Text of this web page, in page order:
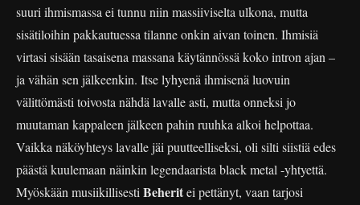
suuri ihmismassa ei tunnu niin massiiviselta ulkona, mutta
sisätiloihin pakkautuessa tilanne onkin aivan toinen. Ihmisiä
virtasi sisään tasaisena massana käytännössä koko intron ajan –
ja vähän sen jälkeenkin. Itse lyhyenä ihmisenä luovuin
välittömästi toivosta nähdä lavalle asti, mutta onneksi jo
muutaman kappaleen jälkeen pahin ruuhka alkoi helpottaa.
Vaikka näköyhteys lavalle jäi puutteelliseksi, oli silti siistiä edes
päästä kuulemaan näinkin legendaarista black metal -yhtyettä.
Myöskään musiikillisestiBeheritei pettänyt, vaan tarjosi